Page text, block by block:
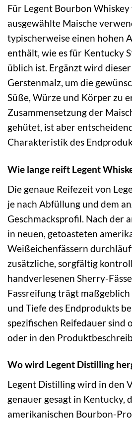
Für Legent Bourbon
ausgewählte Maische
typischerweise einen hohen
enthält, wie es für Kentucky
üblich ist. Ergänzt wird
Gerstenmalz, um die
Süße, Würze und Körper zu
Zusammensetzung der
gehütet, ist aber
Charakteristik des
Wie lange reift Legent
Die genaue Reifezeit von
je nach Abfüllung und dem
Geschmacksprofil. Nach der
in neuen, getoasteten
Weißeichenfässern
zusätzliche, sorgfältig
handverlesenen Sherry-
Fassreifung trägt
und Tiefe des Endprodukts
spezifischen Reifedauer sind
oder in den
Wo wird Legent Distilling
Legent Distilling wird in den
genauer gesagt in Kentucky,
amerikanischen Bourbon-